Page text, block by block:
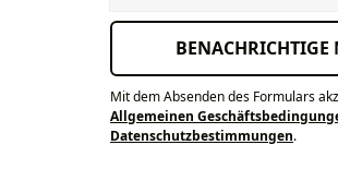
BENACHRICHTIGE
Mit dem Absenden des Formulars
Allgemeinen
Datenschutzbestimmungen.